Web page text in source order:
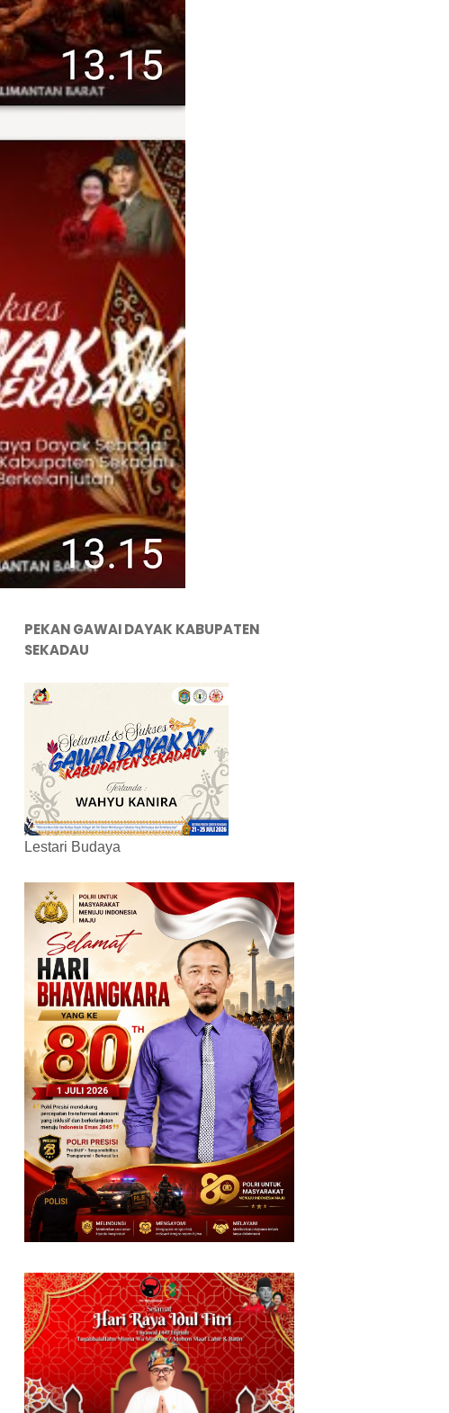
PEKAN GAWAI DAYAK KABUPATEN
SEKADAU
Lestari Budaya